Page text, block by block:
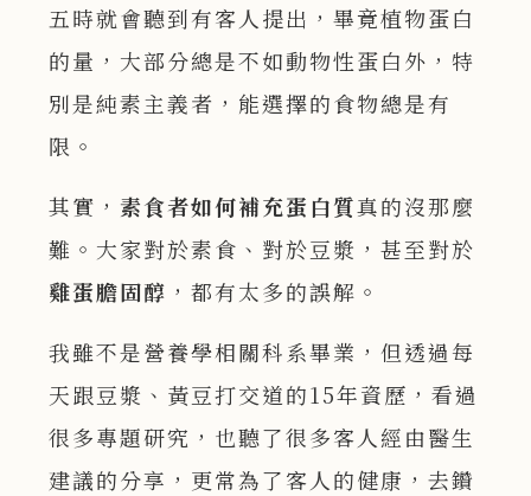
五時就會聽到有客人提出，畢竟植物蛋白
的量，大部分總是不如動物性蛋白外，特
別是純素主義者，能選擇的食物總是有
限。
其實，素食者如何補充蛋白質真的沒那麼
難。大家對於素食、對於豆漿，甚至對於
雞蛋膽固醇 ，都有太多的誤解。
我雖不是營養學相關科系畢業，但透過每
天跟豆漿、黃豆打交道的15年資歷，看過
很多專題研究，也聽了很多客人經由醫生
建議的分享，更常為了客人的健康，去鑽